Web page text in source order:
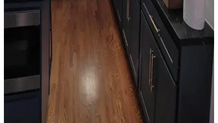
Salon Duvar Düzenlemesinde Raf Kullanımı ve
Estetik Dengenin Sağlanması
Salon duvarlarında rafların simetrik yerleşimi, aksesuar seçimi ve
mobilya düzeni mekânın estetik ve fonksiyonel dengesini sağlar.
Doğru duvar rengi ve sanat eserleriyle ferah bir atmosfer oluşturulur.
Oda Düzenlemesinde Boş Alanların Fonksiyonel ve
Estetik Değerlendirme Yöntemleri
Oda düzenlemesinde boş alanların bitkiler, aynalar, raflar ve sanat
eserleriyle değerlendirilmesi yaşam kalitesini artırır. Doğru
yerleştirme ile fonksiyonel ve estetik mekanlar oluşturulur.